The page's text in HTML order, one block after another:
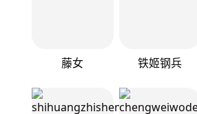
藤女 铁姬钢兵